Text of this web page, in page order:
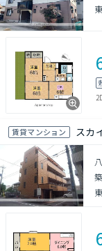
賃貸マンション スカ